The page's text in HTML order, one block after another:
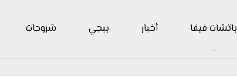
باتشات فيفا أخبار ببجي شروحات